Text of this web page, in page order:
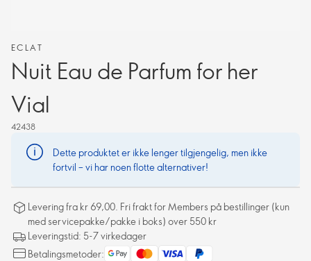
ECLAT
Nuit Eau de Parfum for her
Vial
42438
Dette produktet er ikke lenger tilgjengelig, men ikke
fortvil – vi har noen flotte alternativer!
Levering fra kr 69,00. Fri frakt for Members på bestillinger (kun
med servicepakke/pakke i boks) over 550 kr
Leveringstid: 5-7 virkedager
Betalingsmetoder: